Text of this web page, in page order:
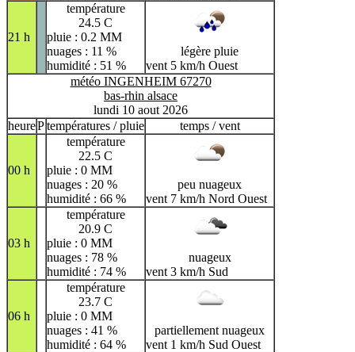
21 h
température
24.5 C
pluie : 0.2 MM
nuages : 11 %
humidité : 51 %
légère pluie
vent 5 km/h Ouest
météo INGENHEIM 67270
bas-rhin alsace
lundi 10 aout 2026
heurePtempératures / pluie temps / vent
00 h
température
22.5 C
pluie : 0 MM
nuages : 20 %
humidité : 66 %
peu nuageux
vent 7 km/h Nord Ouest
03 h
température
20.9 C
pluie : 0 MM
nuages : 78 %
humidité : 74 %
nuageux
vent 3 km/h Sud
06 h
température
23.7 C
pluie : 0 MM
nuages : 41 %
humidité : 64 %
partiellement nuageux
vent 1 km/h Sud Ouest